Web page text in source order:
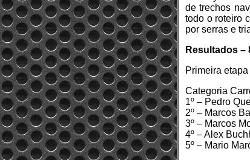
de trechos
todo o roteiro
por serras e
Resultados –
Primeira etapa
Categoria
1º – Pedro
2º – Marcos
3º – Marcos
4º – Alex
5º – Mario